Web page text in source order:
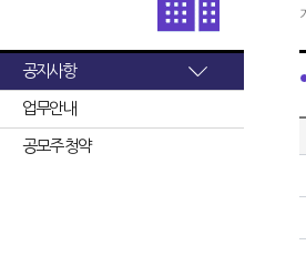
공지사항
업무안내
공모주 청약